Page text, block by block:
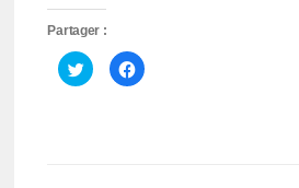
Partager :
Cliquez
pour
partager
Cliquez
pour